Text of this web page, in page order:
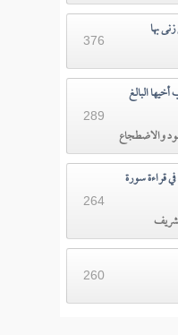
بها
376
البالغ
والاضطجاع
289
قراءة سورة
264
260